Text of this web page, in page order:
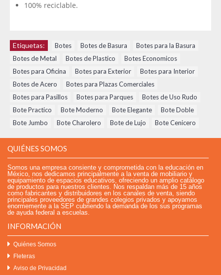
100% reciclable.
Etiquetas: Botes Botes de Basura Botes para la Basura
Botes de Metal
Botes de Plastico Botes Economicos
Botes para Oficina
Botes para Exterior Botes para Interior
Botes de Acero
Botes para Plazas Comerciales
Botes para Pasillos
Botes para Parques Botes de Uso Rudo
Bote Practico
Bote Moderno Bote Elegante Bote Doble
Bote Jumbo
Bote Charolero Bote de Lujo Bote Cenicero
QUIÉNES SOMOS
Somos una empresa consiente y comprometida con la educación en
México, nos dedicamos principalmente a la venta de mobiliario y
equipamiento de espacios educativos, ofreciendo un amplio catálogo
de productos para nuestros clientes. Nos respaldan más de 15 años
como fabricantes y distribuidores en los canales de venta, siendo
principales proveedores de grandes colegios privados y apoyamos
enormemente a la SEP cubriendo la demanda de los sus programas
de ayuda federal a escuelas.
INFORMACIÓN
Quiénes Somos
Fleteras
Aviso de Privacidad